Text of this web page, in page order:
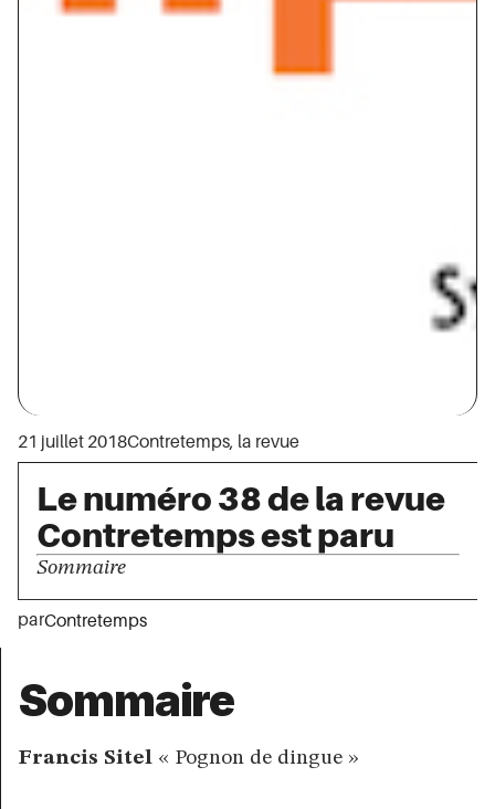
21 juillet 2018Contretemps, la revue
Le numéro 38 de la revue
Contretemps est paru
Sommaire
parContretemps
Sommaire
Francis Sitel « Pognon de dingue »